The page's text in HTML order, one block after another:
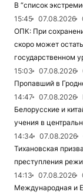
В “список
15:45
07.08.2026
ОПК: При
скоро может
государственном
15:03
07.08.2026
Пропавший в
14:47
07.08.2026
Белорусские и
учения в
14:34
07.08.2026
Тихановская
преступления
14:13
07.08.2026
Международная и